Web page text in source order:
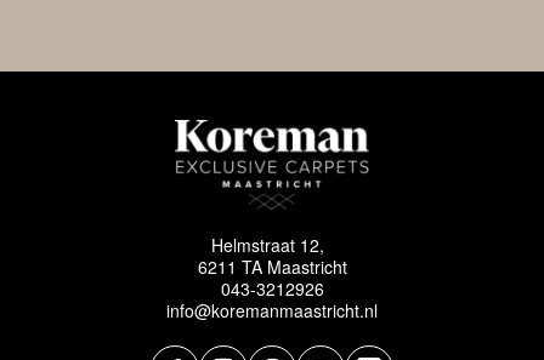
Helmstraat 12,
6211 TA Maastricht
043-3212926
info@koremanmaastricht.nl